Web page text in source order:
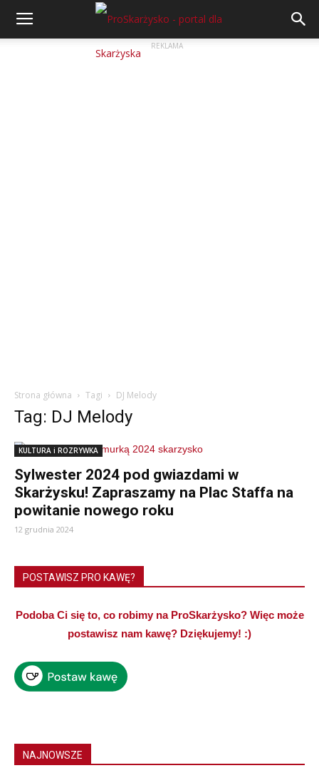
REKLAMA
Strona główna Tagi DJ Melody
Tag: DJ Melody
KULTURA i ROZRYWKA
Sylwester 2024 pod gwiazdami w
Skarżysku! Zapraszamy na Plac Staffa na
powitanie nowego roku
12 grudnia 2024
POSTAWISZ PRO KAWĘ?
Podoba Ci się to, co robimy na ProSkarżysko? Więc może
postawisz nam kawę? Dziękujemy! :)
NAJNOWSZE